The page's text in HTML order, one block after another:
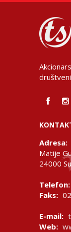
Adresa:
Matije
24000
Telefon:
Faks:
E-mail:
Web: